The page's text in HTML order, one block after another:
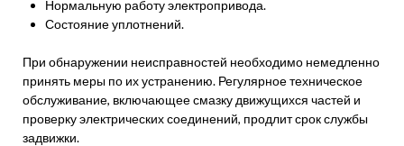
Нормальную работу электропривода.
Состояние уплотнений.
При обнаружении неисправностей необходимо немедленно
принять меры по их устранению. Регулярное техническое
обслуживание, включающее смазку движущихся частей и
проверку электрических соединений, продлит срок службы
задвижки.